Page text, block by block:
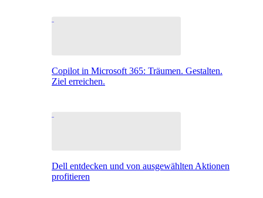
Copilot in Microsoft 365: Träumen. Gestalten.
Ziel erreichen.
Dell entdecken und von ausgewählten Aktionen
profitieren